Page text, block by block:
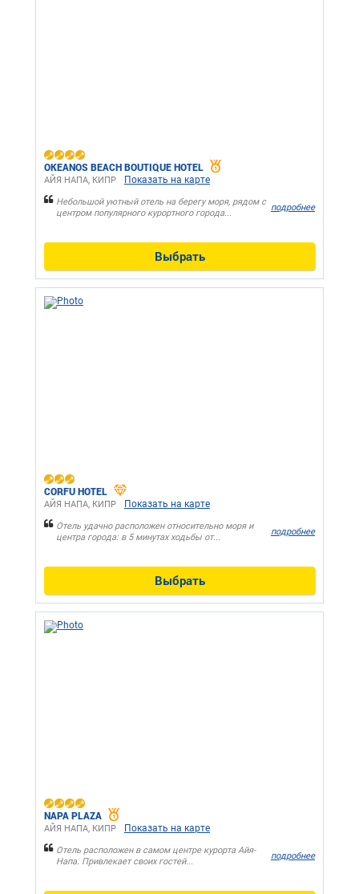
OKEANOS BEACH BOUTIQUE HOTEL
АЙЯ НАПА, КИПР Показать на карте
Небольшой уютный отель на берегу моря, рядом с
центром популярного курортного города...
подробнее
Выбрать
CORFU HOTEL
АЙЯ НАПА, КИПР Показать на карте
Отель удачно расположен относительно моря и
центра города: в 5 минутах ходьбы от...
подробнее
Выбрать
NAPA PLAZA
АЙЯ НАПА, КИПР Показать на карте
Отель расположен в самом центре курорта Айя-
Напа. Привлекает своих гостей...
подробнее